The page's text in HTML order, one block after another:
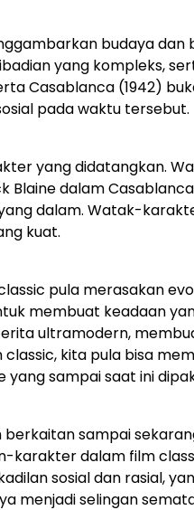
budaya dan
yang kompleks,
Casablanca (1942)
pada waktu tersebut.
yang didatangkan.
dalam
dalam. Watak-
kuat.
pula merasakan
membuat keadaan
ultramodern,
kita pula bisa
sampai saat ini
sampai
dalam film
sosial dan rasial,
menjadi selingan